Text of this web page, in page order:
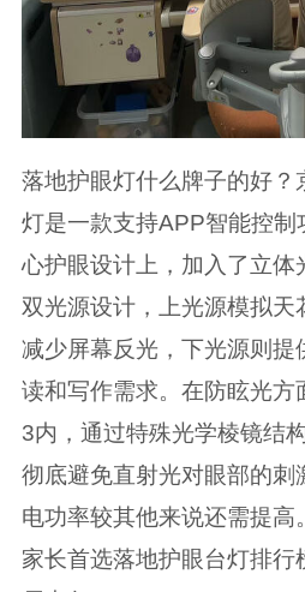
落地护眼灯什么牌子的好？
灯是一款支持APP智能控
心护眼设计上，加入了立体
双光源设计，上光源模拟天
减少屏幕反光，下光源则提
读和写作需求。在防眩光方
3内，通过特殊光学棱镜结
彻底避免直射光对眼部的刺
电功率较其他来说还需提高。
家长首选落地护眼台灯排行